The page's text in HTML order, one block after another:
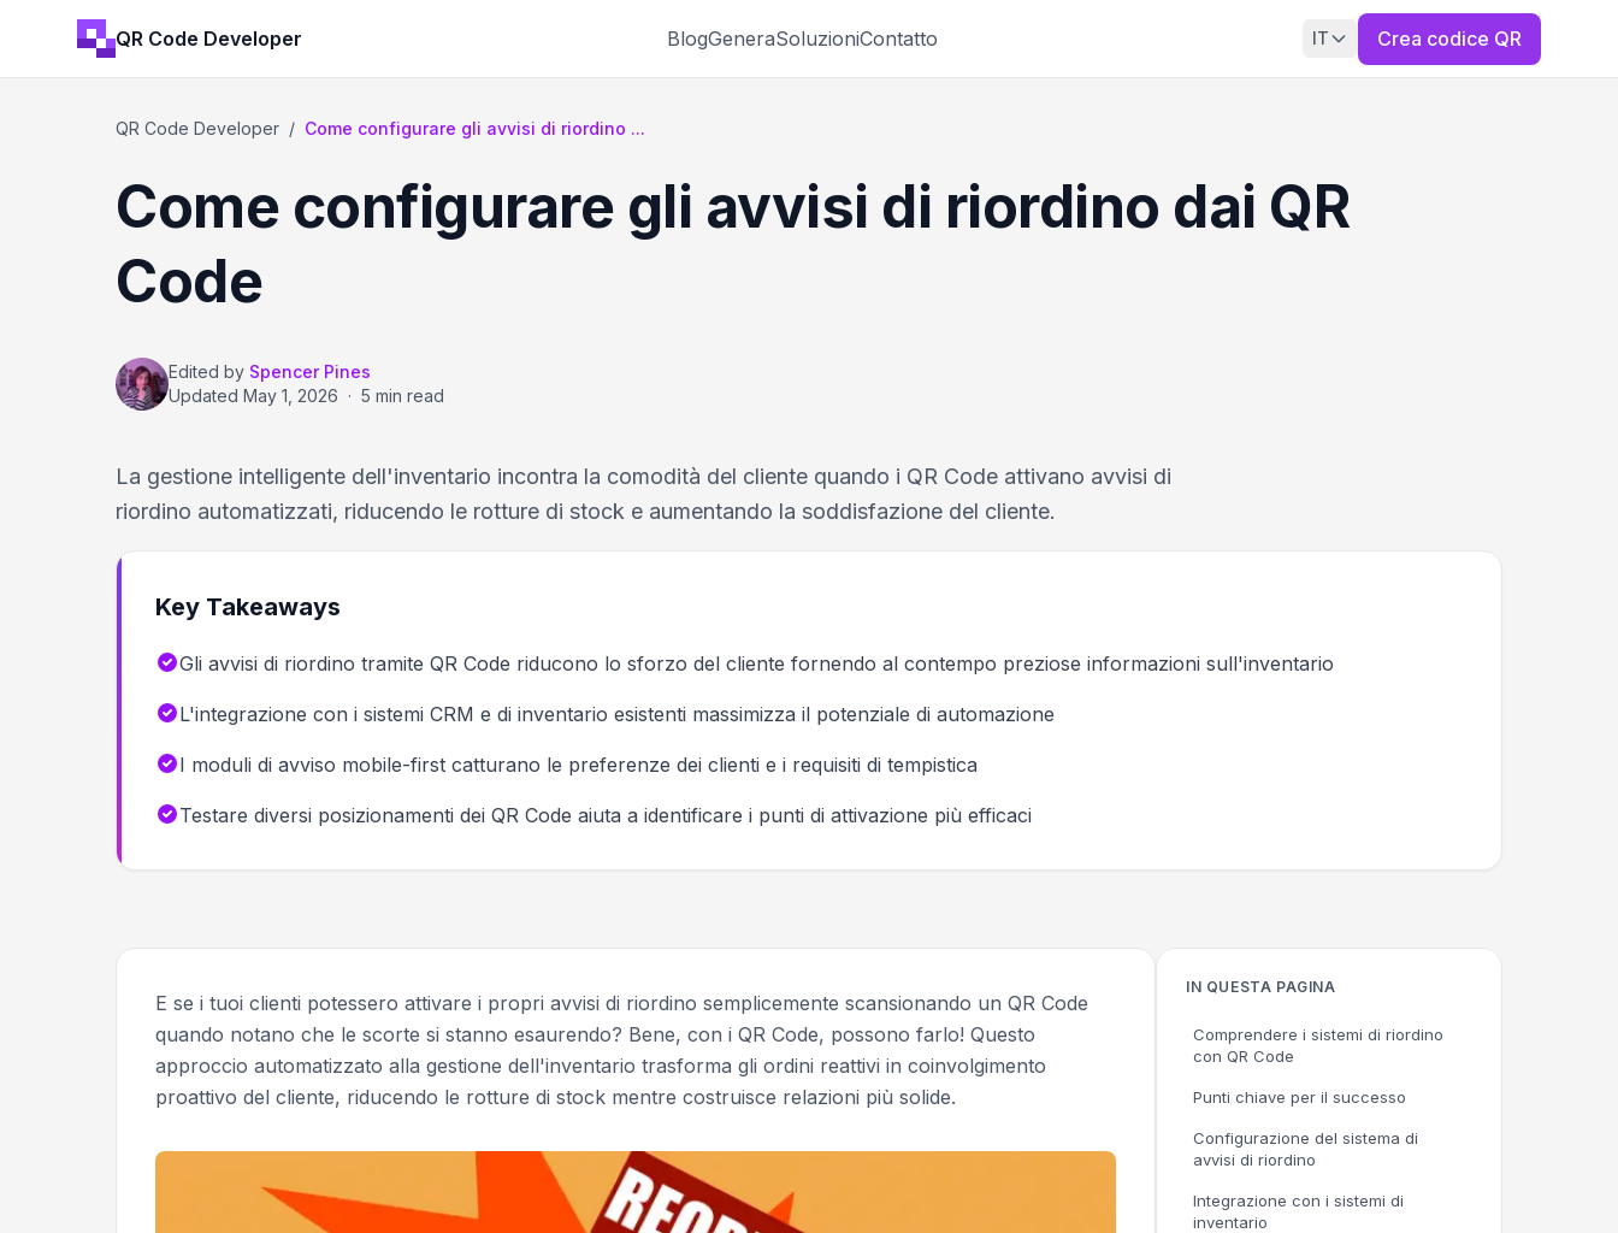
QR Code Developer BlogGeneraSoluzioniContatto IT Crea codice QR
QR Code Developer / Come configurare gli avvisi di riordino ...
Come configurare gli avvisi di riordino dai QR
Code
Edited by Spencer Pines
Updated May 1, 2026 · 5 min read
La gestione intelligente dell'inventario incontra la comodità del cliente quando i QR Code attivano avvisi di
riordino automatizzati, riducendo le rotture di stock e aumentando la soddisfazione del cliente.
Key Takeaways
Gli avvisi di riordino tramite QR Code riducono lo sforzo del cliente fornendo al contempo preziose informazioni sull'inventario
L'integrazione con i sistemi CRM e di inventario esistenti massimizza il potenziale di automazione
I moduli di avviso mobile-first catturano le preferenze dei clienti e i requisiti di tempistica
Testare diversi posizionamenti dei QR Code aiuta a identificare i punti di attivazione più efficaci
E se i tuoi clienti potessero attivare i propri avvisi di riordino semplicemente scansionando un QR Code
quando notano che le scorte si stanno esaurendo? Bene, con i QR Code, possono farlo! Questo
approccio automatizzato alla gestione dell'inventario trasforma gli ordini reattivi in coinvolgimento
proattivo del cliente, riducendo le rotture di stock mentre costruisce relazioni più solide.
IN QUESTA PAGINA
Comprendere i sistemi di riordino
con QR Code
Punti chiave per il successo
Configurazione del sistema di
avvisi di riordino
Integrazione con i sistemi di
inventario